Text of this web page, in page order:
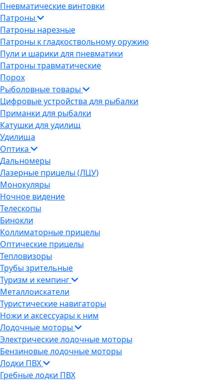
Пневматические винтовки
Патроны
Патроны нарезные
Патроны к гладкоствольному оружию
Пули и шарики для пневматики
Патроны травматические
Порох
Рыболовные товары
Цифровые устройства для рыбалки
Приманки для рыбалки
Катушки для удилищ
Удилища
Оптика
Дальномеры
Лазерные прицелы (ЛЦУ)
Монокуляры
Ночное видение
Телескопы
Бинокли
Коллиматорные прицелы
Оптические прицелы
Тепловизоры
Трубы зрительные
Туризм и кемпинг
Металлоискатели
Туристические навигаторы
Ножи и аксессуары к ним
Лодочные моторы
Электрические лодочные моторы
Бензиновые лодочные моторы
Лодки ПВХ
Гребные лодки ПВХ